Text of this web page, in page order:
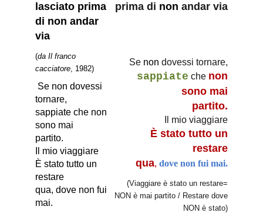
lasciato prima
di non andar
via
(da Il franco
cacciatore, 1982)
Se non dovessi
tornare,
sappiate che non
sono mai
partito.
Il mio viaggiare
È stato tutto un
restare
qua, dove non fui
mai.
prima di non andar via
Se non dovessi tornare,
sappiate che non
sono mai
partito.
Il mio viaggiare
È stato tutto un
restare
qua, dove non fui mai.
(Viaggiare è stato un restare=
NON è mai partito / Restare dove
NON è stato)